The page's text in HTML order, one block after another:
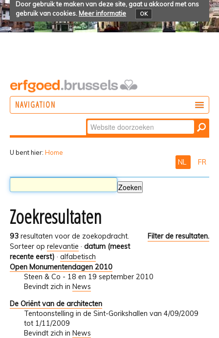
Door gebruik te maken van deze site, gaat u akkoord met ons
gebruik van cookies. Meer informatie OK
NAVIGATION
Zoek
Geavanceerd
U bent hier: Home
NL FR
Zoekresultaten
93 resultaten voor de zoekopdracht.
Filter de resultaten.
Sorteer op relevantie · datum (meest
recente eerst) · alfabetisch
Open Monumentendagen 2010
Steen & Co - 18 en 19 september 2010
Bevindt zich in News
De Oriënt van de architecten
Tentoonstelling in de Sint-Gorikshallen van 4/09/2009
tot 1/11/2009
Bevindt zich in News